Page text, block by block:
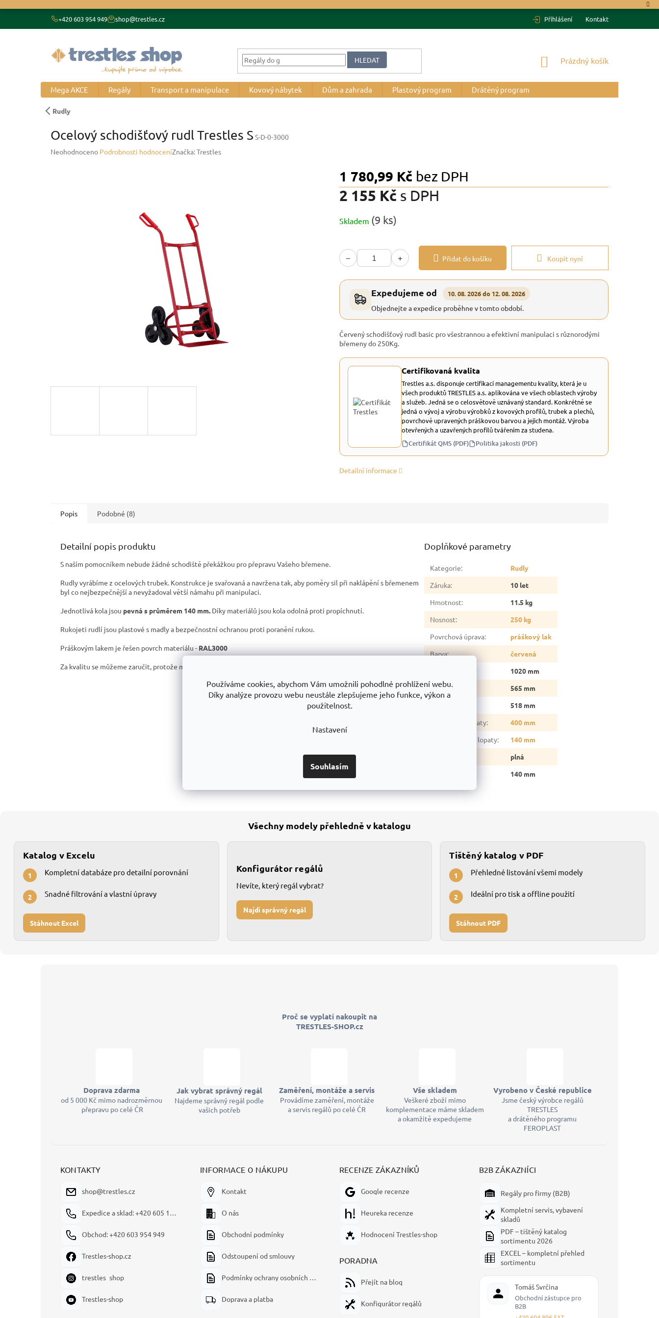
Používáme cookies, abychom Vám umožnili pohodlné prohlížení webu.
Díky analýze provozu webu neustále zlepšujeme jeho funkce, výkon a
použitelnost.
Nastavení
Souhlasím
+420 603 954 949 shop@trestles.cz Přihlášení Kontakt
HLEDAT
NÁKUPNÍ
Prázdný košík
Mega AKCE Regály Transport a manipulace Kovový nábytek Dům a zahrada Plastový program Drátěný program
Rudly
Ocelový schodišťový rudl Trestles S S-D-0-3000
Průměrné
Neohodnoceno Podrobnosti hodnoceníZnačka:Trestles
1 780,99 Kč bez DPH
2 155 Kč s DPH
cena:
Skladem (9 ks)
− + Přidat do košíku Koupit nyní
Expedujeme od 10. 08. 2026 do 12. 08. 2026
Objednejte a expedice proběhne v tomto období.
Červený schodišťový rudl basic pro všestrannou a efektivní manipulaci s různorodými
břemeny do 250Kg.
Certifikovaná kvalita
Trestles a.s. disponuje certifikací managementu kvality, která je u
všech produktů TRESTLES a.s. aplikována ve všech oblastech výroby
a služeb. Jedná se o celosvětově uznávaný standard. Konkrétně se
jedná o vývoj a výrobu výrobků z kovových profilů, trubek a plechů,
povrchově upravených práškovou barvou a jejich montáž. Výroba
otevřených a uzavřených profilů tvářením za studena.
Certifikát QMS (PDF) Politika jakosti (PDF)
Detailní informace
Popis Podobné (8)
Detailní popis produktu
S naším pomocníkem nebude žádné schodiště překážkou pro přepravu Vašeho břemene.
Rudly vyrábíme z ocelových trubek. Konstrukce je svařovaná a navržena tak, aby poměry sil při naklápění s břemenem
byl co nejbezpečnější a nevyžadoval větší námahu při manipulaci.
Jednotlivá kola jsou pevná s průměrem 140 mm. Díky materiálů jsou kola odolná proti propíchnutí.
Rukojeti rudlí jsou plastové s madly a bezpečnostní ochranou proti poranění rukou.
Práškovým lakem je řešen povrch materiálu - RAL3000
Za kvalitu se můžeme zaručit, protože my naše produkty jen neprodáváme, ale taky vyrábíme.
Doplňkové parametry
Kategorie:
Rudly
Záruka:
10 let
Hmotnost:
11.5 kg
Nosnost:
250 kg
Povrchová úprava:
práškový lak
Barva:
červená
1020 mm
Šířka:
565 mm
518 mm
Šířka pevné lopaty:
400 mm
Hloubka pevné lopaty:
140 mm
plná
140 mm
Všechny modely přehledně v katalogu
Katalog v Excelu
1 Kompletní databáze pro detailní porovnání
2 Snadné filtrování a vlastní úpravy
Stáhnout Excel
Konfigurátor regálů
Nevíte, který regál vybrat?
Najdi správný regál
Tištěný katalog v PDF
1 Přehledné listování všemi modely
2 Ideální pro tisk a offline použití
Stáhnout PDF
Proč se vyplatí nakoupit na
TRESTLES-SHOP.cz
Doprava zdarma
od 5 000 Kč mimo nadrozměrnou
přepravu po celé ČR
Jak vybrat správný regál
Najdeme správný regál podle
vašich potřeb
Zaměření, montáže a servis
Provádíme zaměření, montáže
a servis regálů po celé ČR
Vše skladem
Veškeré zboží mimo
komplementace máme skladem
a okamžitě expedujeme
Vyrobeno v České republice
Jsme český výrobce regálů
TRESTLES
a drátěného programu
FEROPLAST
KONTAKTY
shop@trestles.cz
Expedice a sklad: +420 605 180 144
Obchod: +420 603 954 949
Trestles-shop.cz
trestles_shop
Trestles-shop
INFORMACE O NÁKUPU
Kontakt
O nás
Obchodní podmínky
Odstoupení od smlouvy
Podmínky ochrany osobních údajů
Doprava a platba
RECENZE ZÁKAZNÍKŮ
Google recenze
Heureka recenze
Hodnocení Trestles-shop
PORADNA
Přejít na blog
Konfigurátor regálů
B2B ZÁKAZNÍCI
Regály pro firmy (B2B)
Kompletní servis, vybavení
skladů
PDF – tištěný katalog
sortimentu 2026
EXCEL – kompletní přehled
sortimentu
Tomáš Svrčina
Obchodní zástupce pro
B2B